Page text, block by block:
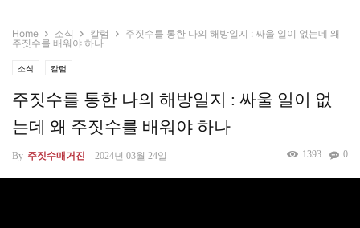
Home 소식 칼럼
주짓수를 통한 나의 해방일지 : 싸울 일이 없는데 왜
주짓수를 배워야 하나
소식 칼럼
주짓수를 통한 나의 해방일지 : 싸울 일이 없
는데 왜 주짓수를 배워야 하나
By 주짓수매거진 - 2024년 03월 24일 0
1393